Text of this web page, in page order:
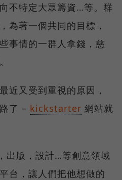
不特定大眾籌資…等。群
為著一個共同的目標，
事情的一群人拿錢，慈
近又受到重視的原因，
了 – kickstarter 網站就
出版，設計…等創意領域
台，讓人們把他想做的